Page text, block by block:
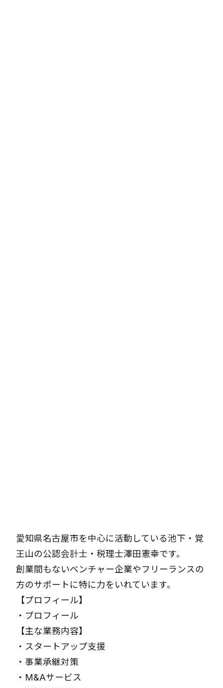
愛知県名古屋市を中心に活動している池下・覚
王山の公認会計士・税理士澤田憲幸です。
創業間もないベンチャー企業やフリーランスの
方のサポートに特に力をいれています。
【プロフィール】
・ プロフィール
【主な業務内容】
・ スタートアップ支援
・ 事業承継対策
・ M&Aサービス